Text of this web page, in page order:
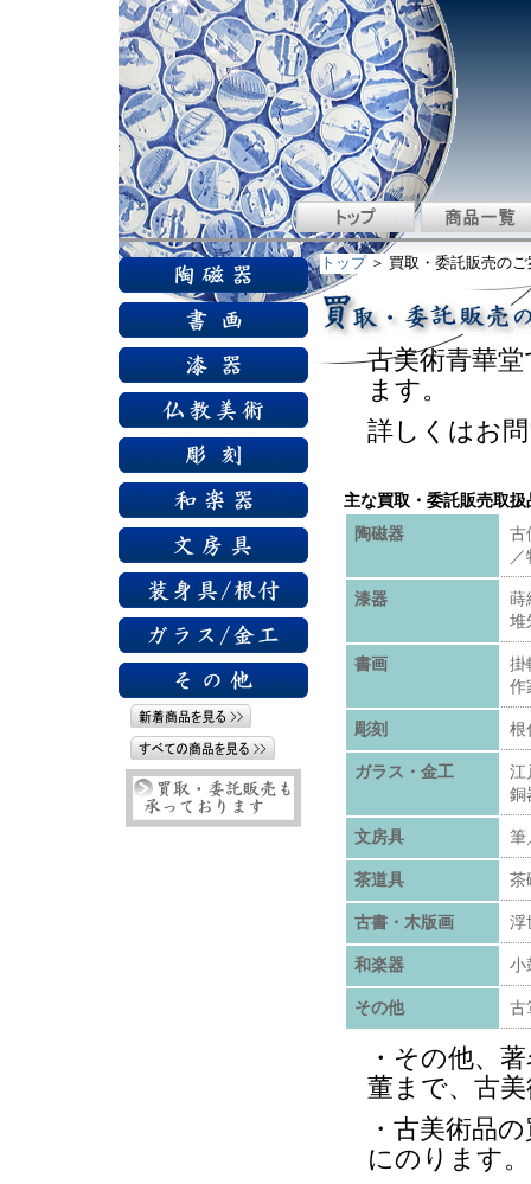
トップ ＞ 買取・委託販売の
古美術青華
ます。
詳しくはお
主な買取・委託販売取扱
陶磁器
古
漆器
蒔
堆
書画
掛
作
彫刻 根
ガラス・金工
江
銅
文房具 筆
茶道具 茶
古書・木版画 浮
和楽器 小
その他 古
・その他、
董まで、古
・古美術品
にのります